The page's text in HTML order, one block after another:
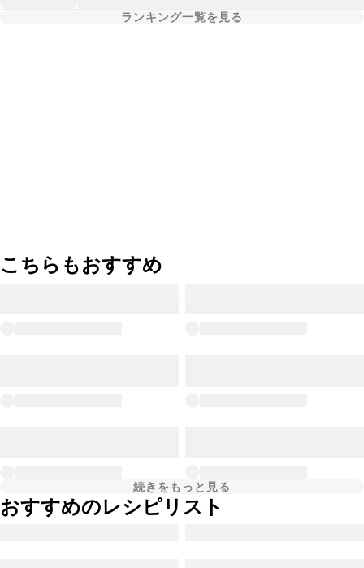
ランキング一覧を見る
こちらもおすすめ
続きをもっと見る
おすすめのレシピリスト